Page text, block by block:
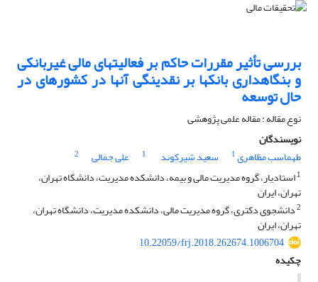
بررسی تأثیر مقررات حاکم بر فعالیت‎های مالی غیربانکی
و بنگاه‎داری بانک‎ها بر نقدینگی آنها در کشورهای در
حال توسعه
نوع مقاله : مقاله علمی پژوهشی
نویسندگان
طهماسب مظاهری1 سعید شیرکوند 1 علی جمالی
2
1استادیار، گروه مدیریت مالی و بیمه، دانشکده مدیریت، دانشگاه تهران،
تهران، ایران
2دانشجوی دکتری، گروه مدیریت مالی، دانشکده مدیریت، دانشگاه تهران،
تهران، ایران
10.22059/frj.2018.262674.1006704
چکیده